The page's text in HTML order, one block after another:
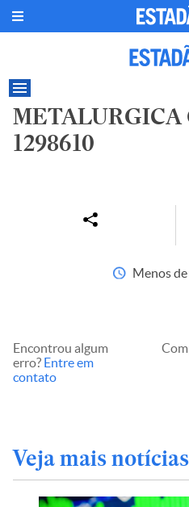
METALURGICA
1298610
Menos
Encontrou algum
erro? Entre em
contato
Veja mais